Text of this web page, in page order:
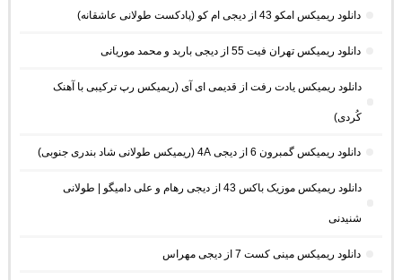
دانلود ریمیکس امکو 43 از دیجی ام کو (پادکست طولانی عاشقانه)
دانلود ریمیکس تهران فیت 55 از دیجی باربد و محمد موریانی
دانلود ریمیکس یادت رفت از قدیمی ای آی (ریمیکس رپ ترکیبی با آهنک
کُردی)
دانلود ریمیکس گمبرون 6 از دیجی 4A (ریمیکس طولانی شاد بندری جنوبی)
دانلود ریمیکس موزیک باکس 43 از دیجی رهام و علی دامیگو | طولانی
شنیدنی
دانلود ریمیکس مینی کست 7 از دیجی مهراس